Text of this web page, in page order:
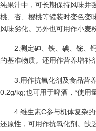
纯果汁中，可长期保持风味并
桃、杏、樱桃等罐装时变色变
风味劣化。另外也可用作小麦
2.测定砷、铁、碘、铋、
的基准物质。还用作营养增补
3.用作抗氧化剂及食品营
0.2g/kg;也可用于啤酒，*使用
4.维生素C参与机体复杂
还原性，可用作抗氧化剂。缺